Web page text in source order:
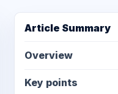
Article Summary
Overview
Key points